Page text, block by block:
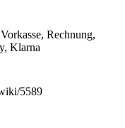
Rechnung,
Klarna
5589